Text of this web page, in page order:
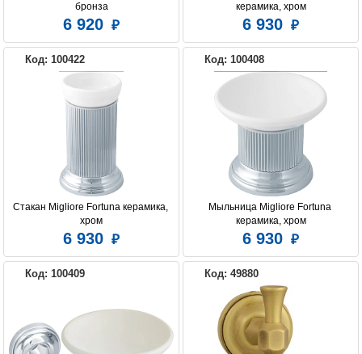
бронза
6 920
керамика, хром
6 930
Код: 100422
Стакан Migliore Fortuna керамика,
хром
6 930
Код: 100408
Мыльница Migliore Fortuna
керамика, хром
6 930
Код: 100409 Код: 49880